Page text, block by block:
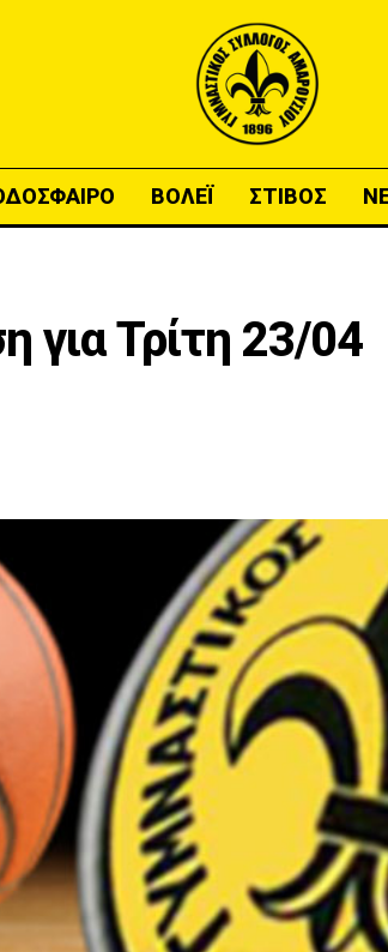
ΒΟΛΕΪ ΣΤΙΒΟΣ
για Τρίτη 23/04